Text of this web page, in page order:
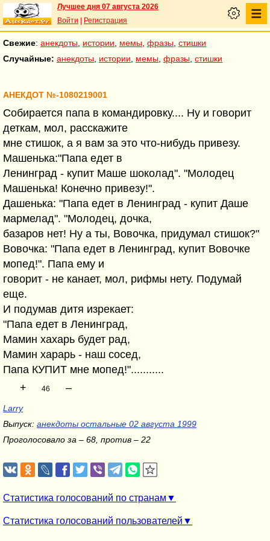
Лучшее дня 07 августа 2026
Войти
Регистрация
Свежие: анекдоты истории мемы фразы стишки
Случайные: анекдоты истории мемы фразы стишки
АНЕКДОТ №-1080219001
Собирается папа в командировку.... Ну и говорит
деткам, мол, расскажите
мне стишок, а я вам за это что-нибудь привезу.
Машенька:"Папа едет в
Ленинград - купит Маше шоколад". "Молодец
Машенька! Конечно привезу!".
Дашенька: "Папа едет в Ленинград - купит Даше
мармелад". "Молодец, дочка,
базаров нет! Ну а ты, Вовочка, придумал стишок?"
Вовочка: "Папа едет в Ленинград, купит Вовочке
мопед!". Папа ему и
говорит - не канает, мол, рифмы нету. Подумай
еще.
И подумав дитя изрекает:
"Папа едет в Ленинград,
Мамин хахарь будет рад,
Мамин харарь - наш сосед,
Папа КУПИТ мне мопед!"...........
+
46 –
Larry
Выпуск: анекдоты остальные 02 августа 1999
Проголосовало за – 68, против – 22
Статистика голосований по странам
Статистика голосований пользователей